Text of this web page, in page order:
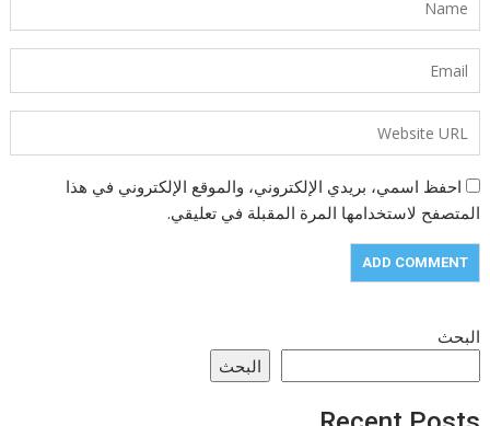
احفظ اسمي، بريدي الإلكتروني، والموقع الإلكتروني في هذا
المتصفح لاستخدامها المرة المقبلة في تعليقي.
البحث
البحث